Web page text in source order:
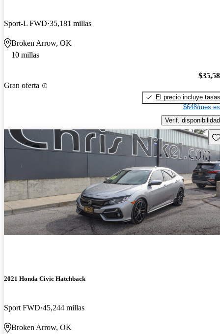
Sport-L FWD 35,181 millas
Broken Arrow, OK
10 millas
Gran oferta
El precio incluye tasas
$648/mes
Verif. disponibilidad
2021 Honda Civic Hatchback
Sport FWD 45,244 millas
Broken Arrow, OK